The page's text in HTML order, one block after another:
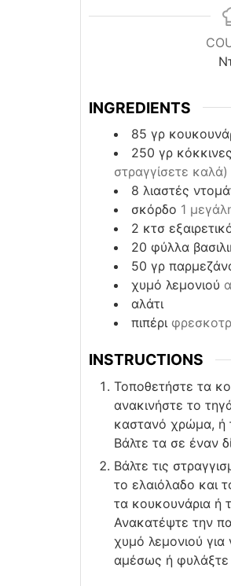
INGREDIENTS
85 γρ
250 γρ
στραγγίσετε καλά)
8 λιαστές
σκόρδο 1
2 κτσ
20 φύλλα
50 γρ
χυμό λεμονιού
αλάτι
πιπέρι
INSTRUCTIONS
Τοποθετήστε τα
ανακινήστε το
καστανό χρώμα, ή
Βάλτε τα σε έναν
Βάλτε τις
το ελαιόλαδο και
τα κουκουνάρια ή
Ανακατέψτε την
χυμό λεμονιού
αμέσως ή φυλάξτε